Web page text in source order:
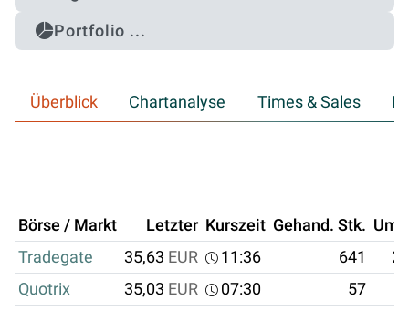
Portfolio ...
Überblick Chartanalyse Times & Sales
Börse / Markt Letzter Kurszeit Gehand. Stk.
Tradegate
35,63 EUR 11:36 641
Quotrix
35,03 EUR 07:30 57